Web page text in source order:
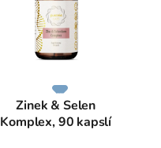
Zinek & Selen
Komplex, 90 kapslí